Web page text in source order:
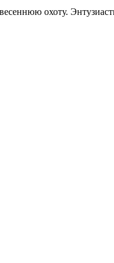
охоту.